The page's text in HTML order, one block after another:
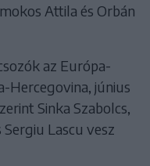
Attila és Orbán
az Európa-
Hercegovina, június
Sinka Szabolcs,
Lascu vesz